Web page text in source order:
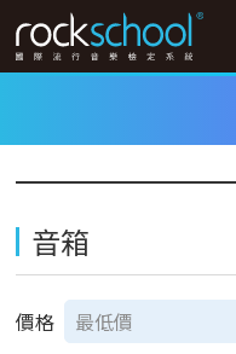
音箱
價格